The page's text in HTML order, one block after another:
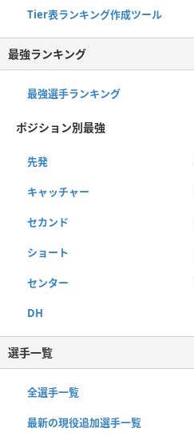
Tier表ランキング作成ツール
最強ランキング
最強選手ランキング
ポジション別最強
先発
キャッチャー
セカンド
ショート
センター
DH
選手一覧
全選手一覧
最新の現役追加選手一覧